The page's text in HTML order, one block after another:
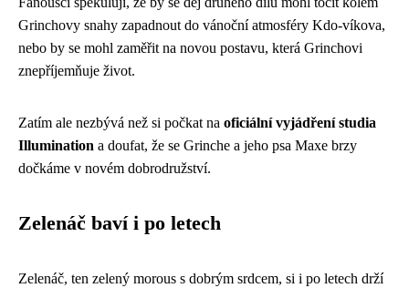
Grinchovy snahy zapadnout do vánoční atmosféry Kdo-víkova,
nebo by se mohl zaměřit na novou postavu, která Grinchovi
znepříjemňuje život.
Zatím ale nezbývá než si počkat na oficiální vyjádření studia
Illumination a doufat, že se Grinche a jeho psa Maxe brzy
dočkáme v novém dobrodružství.
Zelenáč baví i po letech
Zelenáč, ten zelený morous s dobrým srdcem, si i po letech drží